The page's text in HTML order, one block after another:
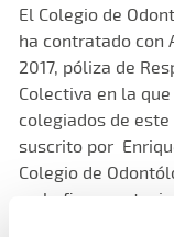
El Colegio de
ha contratado con
2017, póliza de
Colectiva en la
colegiados de
suscrito por
Colegio de
en la firma,